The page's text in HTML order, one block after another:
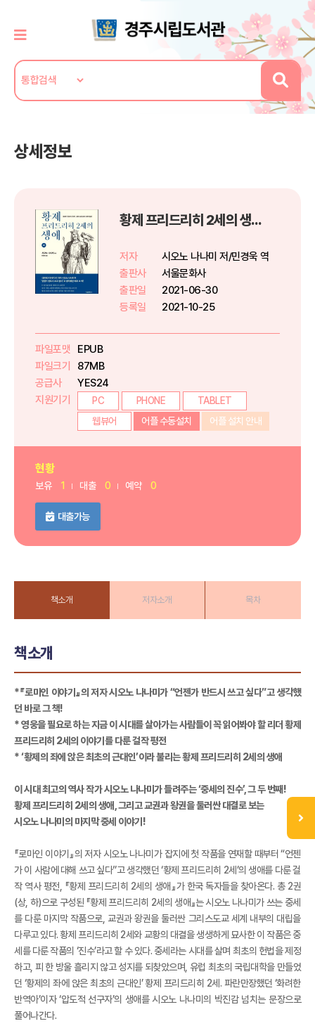
상세정보
황제 프리드리히 2세의 생애 (하)
저자
시오노 나나미 저/민경욱 역
출판사
서울문화사
출판일
2021-06-30
등록일
2021-10-25
파일포맷
EPUB
파일크기
87MB
공급사
YES24
지원기기
PC PHONE
TABLET
웹뷰어
어플 수동설치 어플 설치 안내
현황
보유 1 대출 0 예약 0
대출가능
책소개 저자소개 목차
책소개
*『로마인 이야기』의 저자 시오노 나나미가 “언젠가 반드시 쓰고 싶다”고 생각했
던 바로 그 책!
* 영웅을 필요로 하는 지금 이 시대를 살아가는 사람들이 꼭 읽어봐야 할 리더 황제
프리드리히 2세의 이야기를 다룬 걸작 평전
* ‘황제의 좌에 앉은 최초의 근대인’이라 불리는 황제 프리드리히 2세의 생애
이 시대 최고의 역사 작가 시오노 나나미가 들려주는 ‘중세의 진수’, 그 두 번째!
황제 프리드리히 2세의 생애, 그리고 교권과 왕권을 둘러싼 대결로 보는
시오노 나나미의 마지막 중세 이야기!
『로마인 이야기』의 저자 시오노 나나미가 잡지에 첫 작품을 연재할 때부터 “언젠
가 이 사람에 대해 쓰고 싶다”고 생각했던 ‘황제 프리드리히 2세’의 생애를 다룬 걸
작 역사 평전, 『황제 프리드리히 2세의 생애』가 한국 독자들을 찾아온다. 총 2권
(상, 하)으로 구성된 『황제 프리드리히 2세의 생애』는 시오노 나나미가 쓰는 중세
를 다룬 마지막 작품으로, 교권과 왕권을 둘러싼 그리스도교 세계 내부의 대립을
다루고 있다. 황제 프리드리히 2세와 교황의 대결을 생생하게 묘사한 이 작품은 중
세를 다룬 작품의 ‘진수’라고 할 수 있다. 중세라는 시대를 살며 최초의 헌법을 제정
하고, 피 한 방울 흘리지 않고 성지를 되찾았으며, 유럽 최초의 국립대학을 만들었
던 ‘황제의 좌에 앉은 최초의 근대인’ 황제 프리드리히 2세. 파란만장했던 ‘화려한
반역아’이자 ‘압도적 선구자’의 생애를 시오노 나나미의 박진감 넘치는 문장으로
풀어나간다.